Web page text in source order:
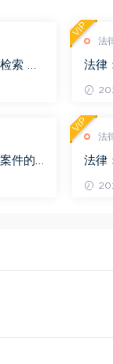
索 百
法
法律
VIP
件的
法
法律
VIP